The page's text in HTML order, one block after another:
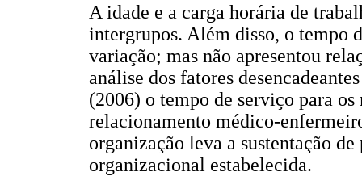
A idade e a carga horária de
intergrupos. Além disso, o tempo
variação; mas não apresentou
análise dos fatores
(2006) o tempo de serviço para
relacionamento médico-
organização leva a sustentação
organizacional estabelecida.